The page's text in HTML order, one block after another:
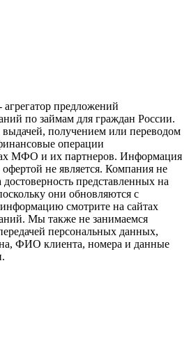
предложений
по займам для граждан России.
получением или переводом
операции
МФО и их партнеров. Информация
офертой не является. Компания не
достоверность представленных на
они обновляются с
смотрите на сайтах
Мы также не занимаемся
персональных данных,
ФИО клиента, номера и данные